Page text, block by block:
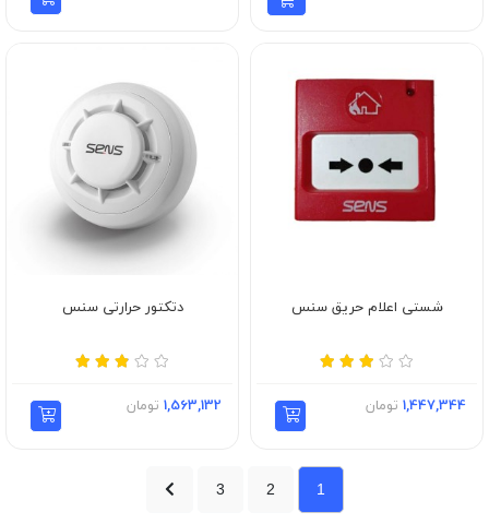
شستی اعلام حریق سنس
1,447,344 تومان
دتکتور حرارتی سنس
1,563,132 تومان
1
2
3